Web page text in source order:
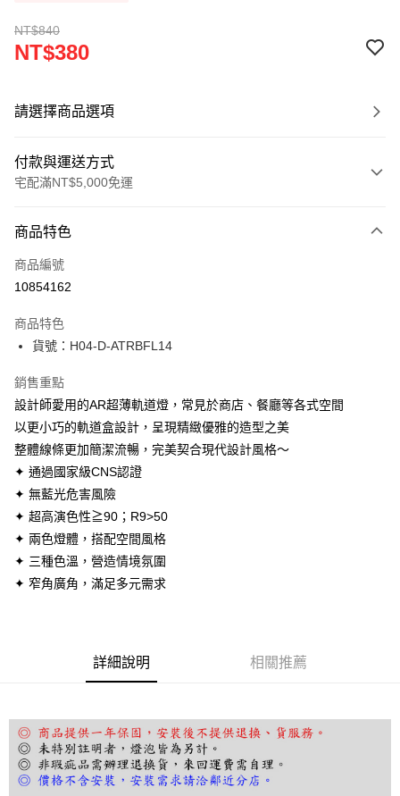
NT$840
NT$380
請選擇商品選項
付款與運送方式
宅配滿NT$5,000免運
信用卡一次付款
LINE Pay
街口支付
悠遊付
Google Pay
全盈+PAY
AFTEE先享後付
相關說明
【關於「AFTEE先享後付」】
AFTEE先享後付是「在收到商品之後才付款」的支付方式。 讓您購物簡單
便利好安心！
１．簡單：不需註冊會員、不需綁卡、不需儲值。
２．便利：只要手機號碼，簡訊認證，即可結帳。
結帳頁面，進行簡訊認證並確認金額後，即可完成結帳。
※ 請注意：結帳手續完成當下不需立刻繳費，但若您需要取消訂單，請聯絡
購買商品的店家。未經商家同意取消之訂單仍視為有效，需透過AFTEE先享
後付繳納相關費用。
※ 交易是否成功請以「AFTEE先享後付 」之結帳頁面顯示為準，若有關於
是否繳費成功／繳費後需取消欲退款等相關疑問，請聯繫「AFTEE先享後付
商品特色
商品編號
10854162
商品特色
貨號：H04-D-ATRBFL14
銷售重點
設計師愛用的AR超薄軌道燈，常見於商店、餐廳等各式空間
以更小巧的軌道盒設計，呈現精緻優雅的造型之美
整體線條更加簡潔流暢，完美契合現代設計風格～
✦ 通過國家級CNS認證
✦ 無藍光危害風險
✦ 超高演色性≧90；R9>50
✦ 兩色燈體，搭配空間風格
✦ 三種色溫，營造情境氛圍
✦ 窄角廣角，滿足多元需求
詳細說明 相關推薦